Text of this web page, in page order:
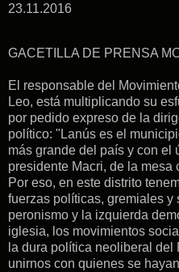
23.11.2016
GACETILLA DE PRENSA
El responsable del
Leo, está multiplicando su
por pedido expreso de la
político: "Lanús es el
más grande del país y con el
presidente Macri, de la mesa
Por eso, en este distrito
fuerzas políticas, gremiales y
peronismo y la izquierda
iglesia, los movimientos
la dura política neoliberal
unirnos con quienes se